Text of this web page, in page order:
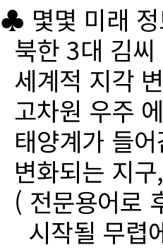
♣ 몇몇 미래 정
북한 3대 김
세계적 지각
고차원 우주
태양계가 들
변화되는 지
( 전문용어로
시작될 무렵